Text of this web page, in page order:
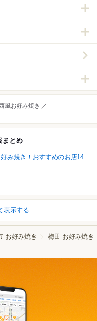
風お好み焼き ／
まとめ
み焼き！おすすめのお店14
表示する
お好み焼き 梅田 お好み焼き